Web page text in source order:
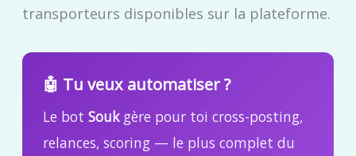
transporteurs disponibles sur la plateforme.
🤖 Tu veux automatiser ?
Le botSoukgère pour toi cross-posting,
relances, scoring — le plus complet du